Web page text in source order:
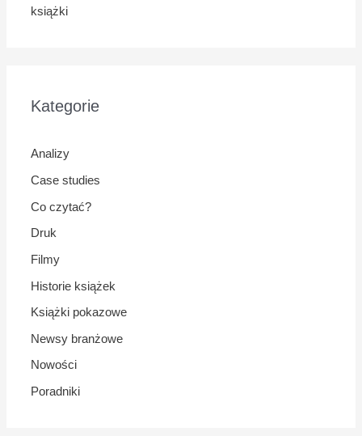
książki
Kategorie
Analizy
Case studies
Co czytać?
Druk
Filmy
Historie książek
Książki pokazowe
Newsy branżowe
Nowości
Poradniki